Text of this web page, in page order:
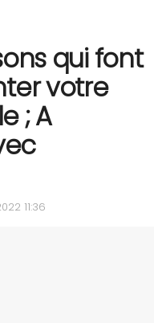
qui font
votre
; A
11:36